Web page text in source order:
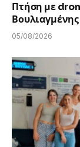
Πτήση με
05/08/2026